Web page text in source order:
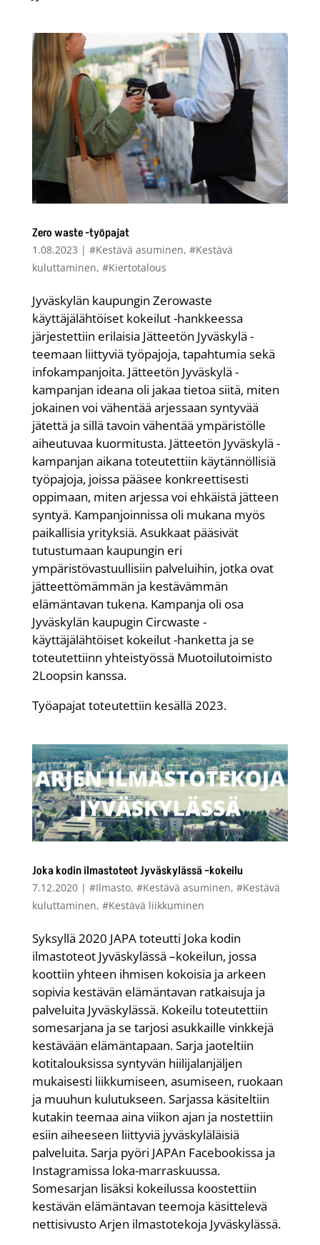
Zero waste -työpajat
1.08.2023 | #Kestävä asuminen, #Kestävä
kuluttaminen, #Kiertotalous
Jyväskylän kaupungin Zerowaste
käyttäjälähtöiset kokeilut -hankkeessa
järjestettiin erilaisia Jätteetön Jyväskylä -
teemaan liittyviä työpajoja, tapahtumia sekä
infokampanjoita. Jätteetön Jyväskylä -
kampanjan ideana oli jakaa tietoa siitä, miten
jokainen voi vähentää arjessaan syntyvää
jätettä ja sillä tavoin vähentää ympäristölle
aiheutuvaa kuormitusta. Jätteetön Jyväskylä -
kampanjan aikana toteutettiin käytännöllisiä
työpajoja, joissa pääsee konkreettisesti
oppimaan, miten arjessa voi ehkäistä jätteen
syntyä. Kampanjoinnissa oli mukana myös
paikallisia yrityksiä. Asukkaat pääsivät
tutustumaan kaupungin eri
ympäristövastuullisiin palveluihin, jotka ovat
jätteettömämmän ja kestävämmän
elämäntavan tukena. Kampanja oli osa
Jyväskylän kaupugin Circwaste -
käyttäjälähtöiset kokeilut -hanketta ja se
toteutettiinn yhteistyössä Muotoilutoimisto
2Loopsin kanssa.
Työapajat toteutettiin kesällä 2023.
Joka kodin ilmastoteot Jyväskylässä –kokeilu
7.12.2020| #Ilmasto, #Kestävä asuminen, #Kestävä
kuluttaminen, #Kestävä liikkuminen
Syksyllä 2020 JAPA toteutti Joka kodin
ilmastoteot Jyväskylässä –kokeilun, jossa
koottiin yhteen ihmisen kokoisia ja arkeen
sopivia kestävän elämäntavan ratkaisuja ja
palveluita Jyväskylässä. Kokeilu toteutettiin
somesarjana ja se tarjosi asukkaille vinkkejä
kestävään elämäntapaan. Sarja jaoteltiin
kotitalouksissa syntyvän hiilijalanjäljen
mukaisesti liikkumiseen, asumiseen, ruokaan
ja muuhun kulutukseen. Sarjassa käsiteltiin
kutakin teemaa aina viikon ajan ja nostettiin
esiin aiheeseen liittyviä jyväskyläläisiä
palveluita. Sarja pyöri JAPAn Facebookissa ja
Instagramissa loka-marraskuussa.
Somesarjan lisäksi kokeilussa koostettiin
kestävän elämäntavan teemoja käsittelevä
nettisivusto Arjen ilmastotekoja Jyväskylässä.